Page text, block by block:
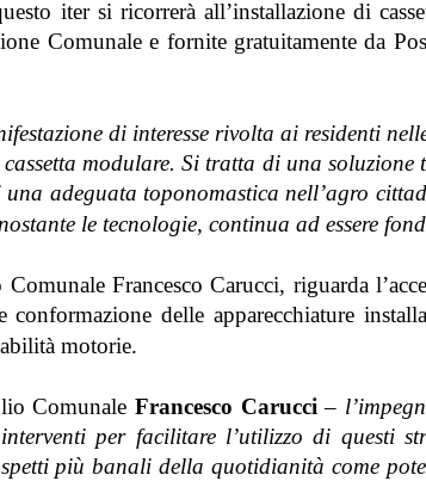
iter si ricorrerà all’installazione di
Comunale e fornite gratuitamente da
di interesse rivolta ai residenti
modulare. Si tratta di una soluzione
adeguata toponomastica nell’agro
le tecnologie, continua ad essere
Francesco Carucci, riguarda
delle apparecchiature
motorie.
Comunale Francesco Carucci –
per facilitare l’utilizzo di questi
più banali della quotidianità come